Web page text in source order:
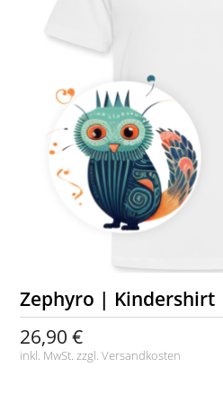
Zephyro | Kindershirt
26,90 €
inkl. MwSt. zzgl.Versandkosten